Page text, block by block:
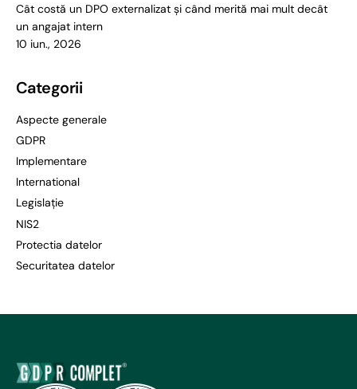
Cât costă un DPO externalizat și când merită mai mult decât
un angajat intern
10 iun., 2026
Categorii
Aspecte generale
GDPR
Implementare
International
Legislație
NIS2
Protectia datelor
Securitatea datelor